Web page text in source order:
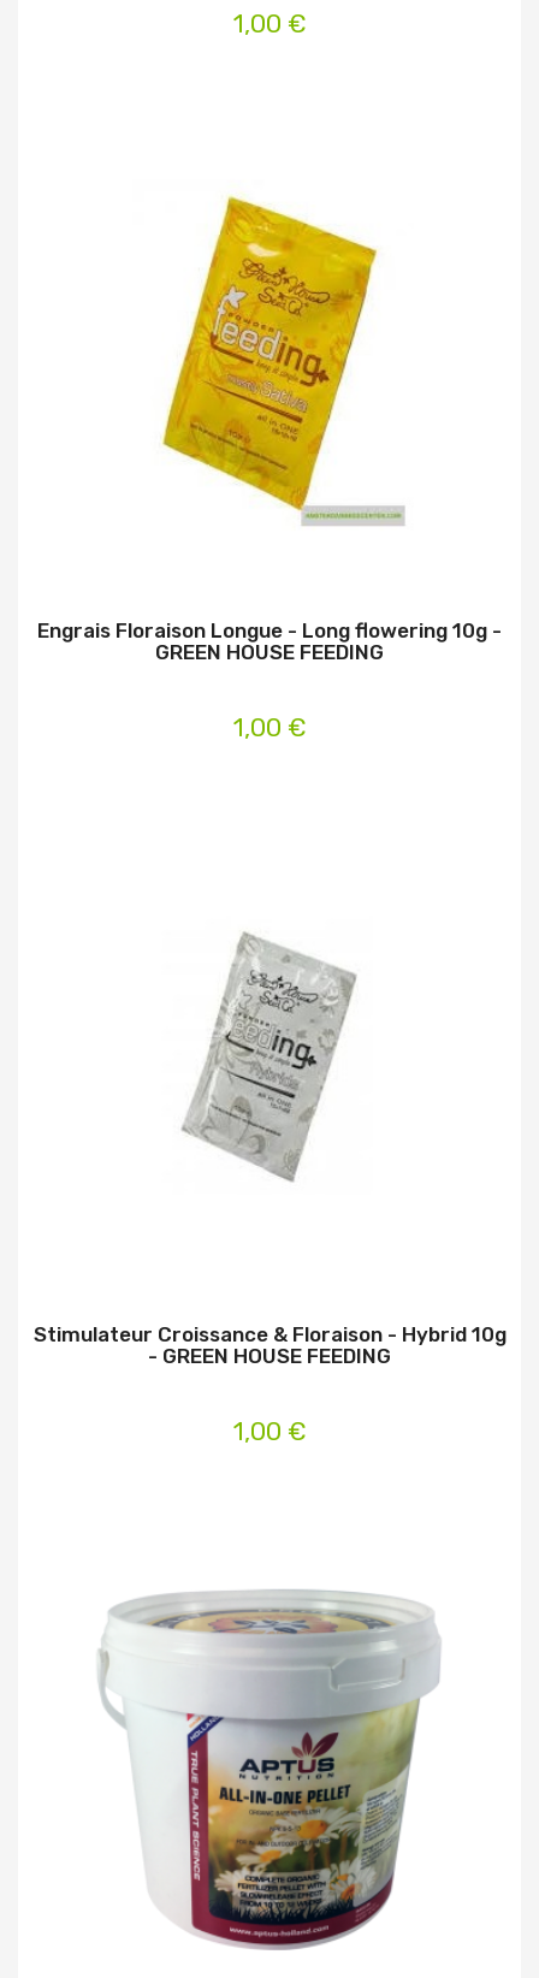
1,00 €
Engrais Floraison Longue - Long flowering 10g -
GREEN HOUSE FEEDING
1,00 €
Stimulateur Croissance & Floraison - Hybrid 10g
- GREEN HOUSE FEEDING
1,00 €